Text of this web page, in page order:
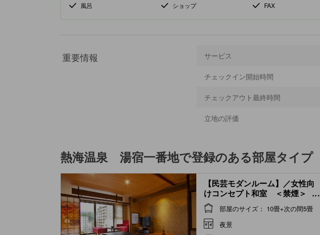
風呂
ショップ FAX
重要情報 サービス
チェックイン開始時間
チェックアウト最終時間
立地の評価
熱海温泉 湯宿一番地で登録のある部屋タイプ
【民芸モダンルーム】／女性向
けコンセプト和室 ＜禁煙＞
(Folk Art Modern Japanese-
style Room )
...
部屋のサイズ： 10畳+次の間5畳
夜景